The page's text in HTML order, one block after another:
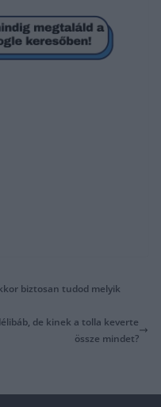
biztosan tudod melyik
de kinek a tolla keverte
össze mindet?